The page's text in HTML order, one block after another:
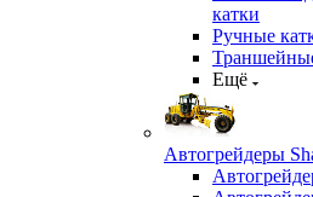
катки
Ручные
Ещё
Автогрейдеры